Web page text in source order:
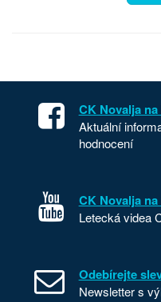
CK Novalja na
Aktuální
hodnocení
CK Novalja
Letecká videa
Odebírejte
Newsletter s